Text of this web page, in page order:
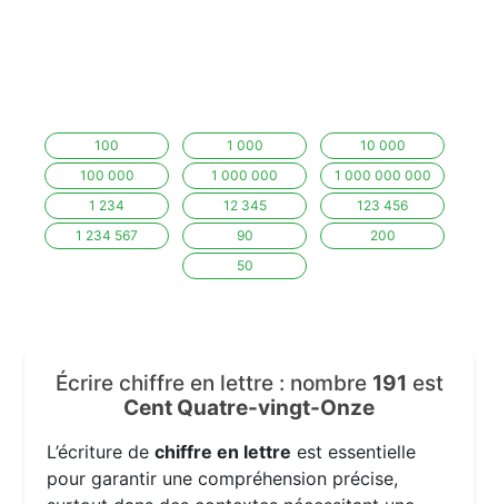
100 1 000
10 000
100 000
1 000 000
1 000 000 000
1 234
12 345
123 456
1 234 567
90
200
50
Écrire chiffre en lettre : nombre 191 est
Cent Quatre-vingt-Onze
L’écriture dechiffre en lettre est essentielle
pour garantir une compréhension précise,